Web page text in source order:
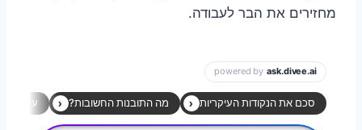
מחזירים את הבר לעבודה.